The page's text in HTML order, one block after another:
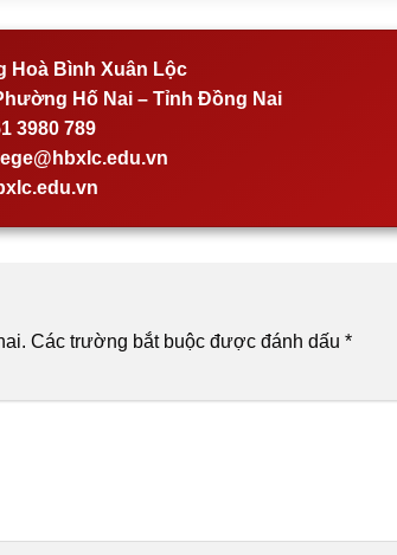
Hoà Bình Xuân Lộc
Hố Nai – Tỉnh Đồng Nai
3980 789
Các trường bắt buộc được đánh dấu *